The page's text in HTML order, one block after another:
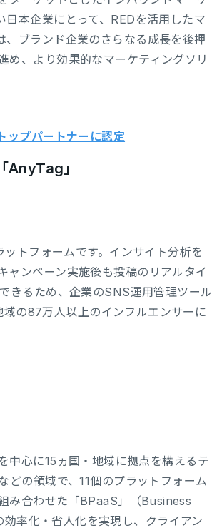
本企業にとって、REDを活用したマ
、ブランド企業のさらなる成長を後押
め、より効果的なマーケティングソリ
ップパートナーに認定
AnyTag」
トフォームです。インサイト分析を
ャンペーン実施後も投稿のリアルタイ
きるため、企業のSNS運用管理ツール
の87万人以上のインフルエンサーに
心に15ヵ国・地域に拠点を構えるテ
どの領域で、11個のプラットフォーム
み合わせた「BPaaS」（Business
率化・省人化を実現し、クライアン